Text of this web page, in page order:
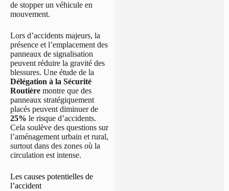
de stopper un véhicule en
mouvement.
Lors d’accidents majeurs, la
présence et l’emplacement des
panneaux de signalisation
peuvent réduire la gravité des
blessures. Une étude de la
Délégation à la Sécurité
Routière montre que des
panneaux stratégiquement
placés peuvent diminuer de
25% le risque d’accidents.
Cela soulève des questions sur
l’aménagement urbain et rural,
surtout dans des zones où la
circulation est intense.
Les causes potentielles de
l’accident